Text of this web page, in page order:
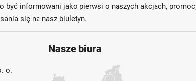
być informowani jako pierwsi o naszych akcjach,
się na nasz biuletyn.
o.
Nasze biura